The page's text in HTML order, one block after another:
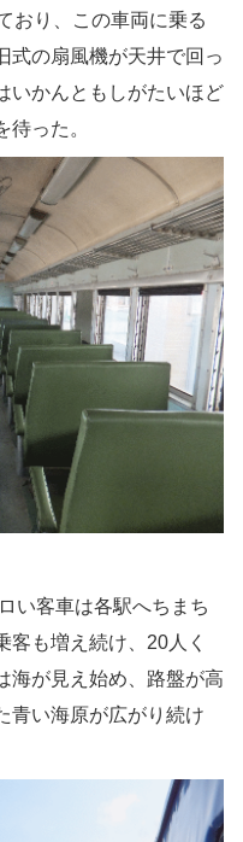
おり、この車両に乗る
式の扇風機が天井で回っ
いかんともしがたいほど
った。
い客車は各駅へちまち
客も増え続け、20人く
海が見え始め、路盤が高
青い海原が広がり続け